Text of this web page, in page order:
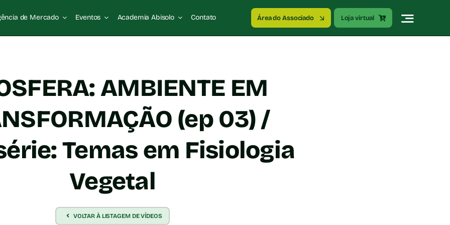
de Mercado Eventos Academia Abisolo Contato Área do Associado Loja virtual
AMBIENTE EM
(ep 03) /
Temas em Fisiologia
Vegetal
VOLTAR À LISTAGEM DE VÍDEOS